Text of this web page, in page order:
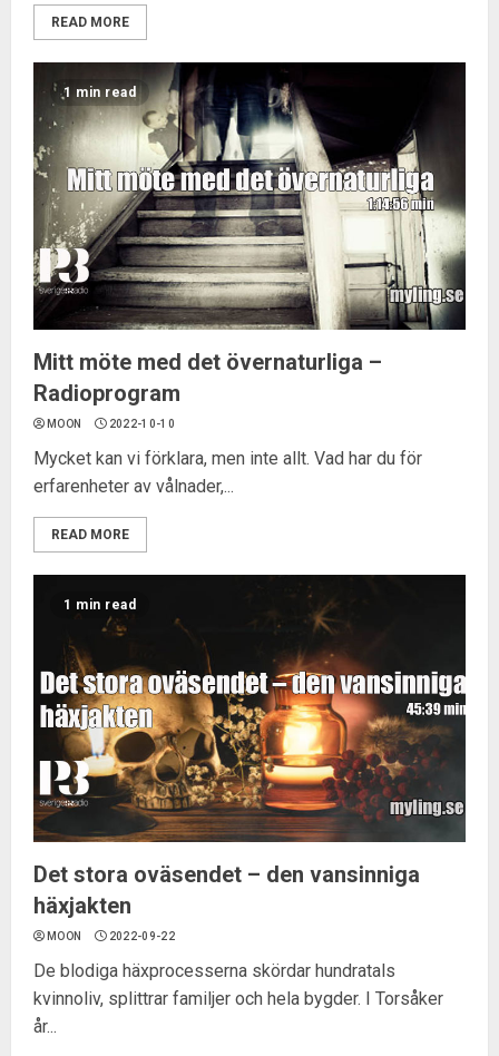
READ MORE
1 min read
Mitt möte med det övernaturliga –
Radioprogram
MOON 2022-10-10
Mycket kan vi förklara, men inte allt. Vad har du för
erfarenheter av vålnader,...
READ MORE
1 min read
Det stora oväsendet – den vansinniga
häxjakten
MOON 2022-09-22
De blodiga häxprocesserna skördar hundratals
kvinnoliv, splittrar familjer och hela bygder. I Torsåker
år...